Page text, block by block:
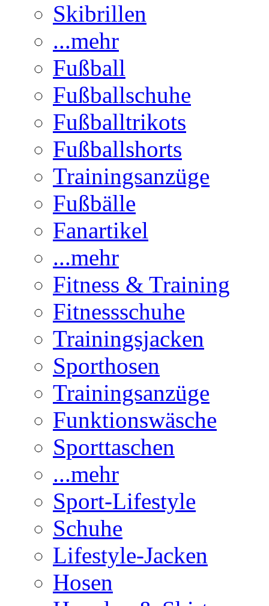
Skibrillen
...mehr
Fußball
Fußballschuhe
Fußballtrikots
Fußballshorts
Trainingsanzüge
Fußbälle
Fanartikel
...mehr
Fitness & Training
Fitnessschuhe
Trainingsjacken
Sporthosen
Trainingsanzüge
Funktionswäsche
Sporttaschen
...mehr
Sport-Lifestyle
Schuhe
Lifestyle-Jacken
Hosen